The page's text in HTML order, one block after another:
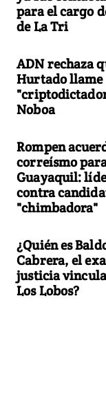
para el cargo
de La Tri
ADN rechaza
Hurtado llame
Noboa
Rompen
correísmo
Guayaquil:
contra
"chimbadora"
¿Quién es
Cabrera, el
justicia
Los Lobos?